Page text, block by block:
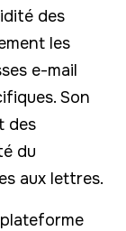
des
les
e-mail
Son
des
du
aux lettres.